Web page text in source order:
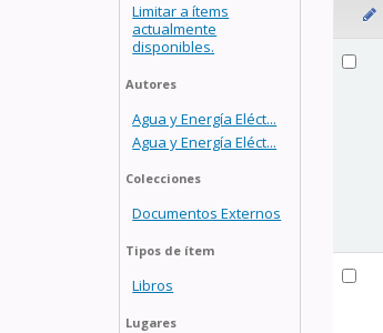
Limitar a ítems
actualmente
disponibles.
Autores
Agua y Energía Eléct...
Agua y Energía Eléct...
Colecciones
Documentos Externos
Tipos de ítem
Libros
Lugares